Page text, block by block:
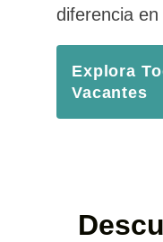
diferencia
Explora
Vacantes